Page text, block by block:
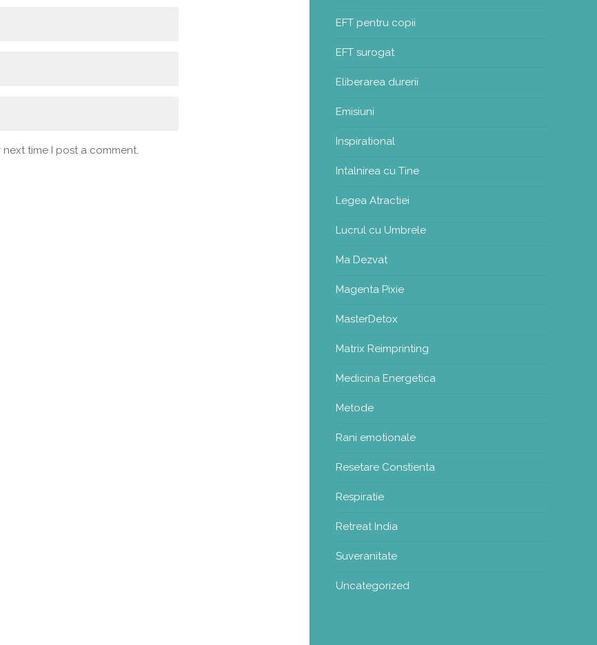
time I post a comment.
EFT pentru copii
EFT surogat
Eliberarea durerii
Emisiuni
Inspirational
Intalnirea cu Tine
Legea Atractiei
Lucrul cu Umbrele
Ma Dezvat
Magenta Pixie
MasterDetox
Matrix Reimprinting
Medicina Energetica
Metode
Rani emotionale
Resetare Constienta
Respiratie
Retreat India
Suveranitate
Uncategorized